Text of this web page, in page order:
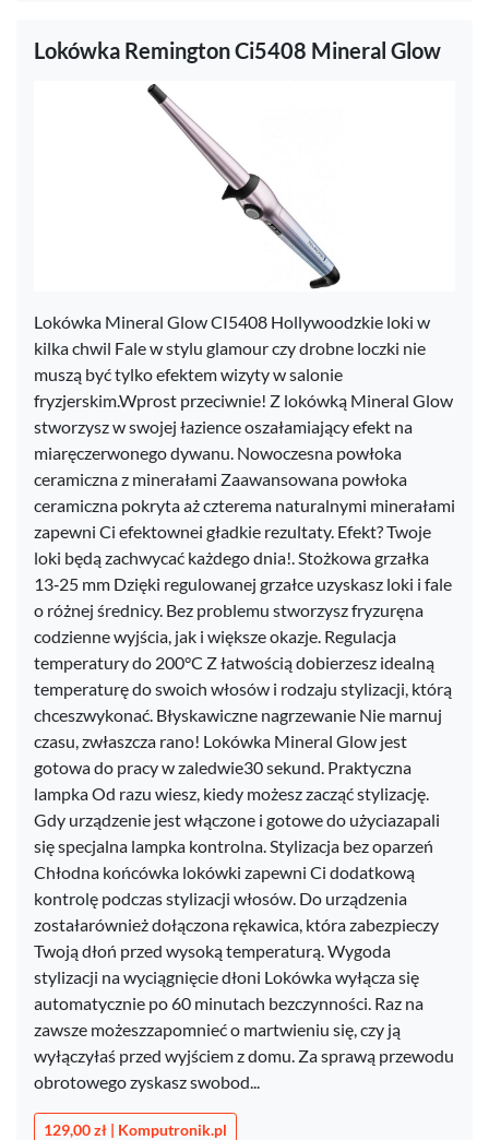
Lokówka Remington Ci5408 Mineral Glow
Lokówka Mineral Glow CI5408 Hollywoodzkie loki w
kilka chwil Fale w stylu glamour czy drobne loczki nie
muszą być tylko efektem wizyty w salonie
fryzjerskim.Wprost przeciwnie! Z lokówką Mineral Glow
stworzysz w swojej łazience oszałamiający efekt na
miaręczerwonego dywanu. Nowoczesna powłoka
ceramiczna z minerałami Zaawansowana powłoka
ceramiczna pokryta aż czterema naturalnymi minerałami
zapewni Ci efektownei gładkie rezultaty. Efekt? Twoje
loki będą zachwycać każdego dnia!. Stożkowa grzałka
13‑25 mm Dzięki regulowanej grzałce uzyskasz loki i fale
o różnej średnicy. Bez problemu stworzysz fryzuręna
codzienne wyjścia, jak i większe okazje. Regulacja
temperatury do 200°C Z łatwością dobierzesz idealną
temperaturę do swoich włosów i rodzaju stylizacji, którą
chceszwykonać. Błyskawiczne nagrzewanie Nie marnuj
czasu, zwłaszcza rano! Lokówka Mineral Glow jest
gotowa do pracy w zaledwie30 sekund. Praktyczna
lampka Od razu wiesz, kiedy możesz zacząć stylizację.
Gdy urządzenie jest włączone i gotowe do użyciazapali
się specjalna lampka kontrolna. Stylizacja bez oparzeń
Chłodna końcówka lokówki zapewni Ci dodatkową
kontrolę podczas stylizacji włosów. Do urządzenia
zostałarównież dołączona rękawica, która zabezpieczy
Twoją dłoń przed wysoką temperaturą. Wygoda
stylizacji na wyciągnięcie dłoni Lokówka wyłącza się
automatycznie po 60 minutach bezczynności. Raz na
zawsze możeszzapomnieć o martwieniu się, czy ją
wyłączyłaś przed wyjściem z domu. Za sprawą przewodu
obrotowego zyskasz swobod...
129,00 zł | Komputronik.pl